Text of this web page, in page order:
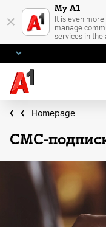
×
My A1
It is even
manage
services in the
Homepage
СМС-